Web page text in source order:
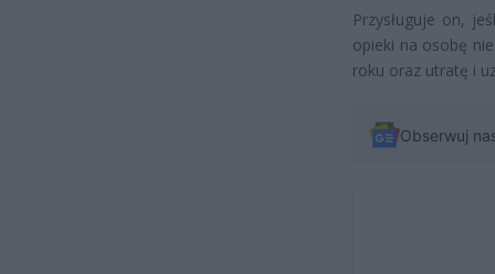
Przysługuje on,
opieki na osobę
roku oraz utratę i
Obserwuj